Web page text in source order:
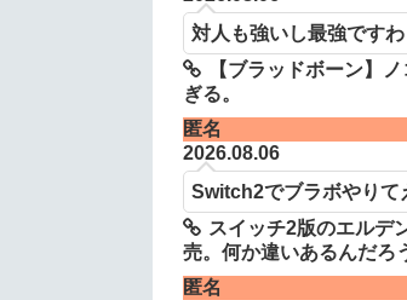
対人も強いし最強ですわ
【ブラッドボーン】
ぎる。
匿名
2026.08.06
Switch2でブラボやりて
スイッチ2版のエルデ
売。何か違いあるんだろ
匿名